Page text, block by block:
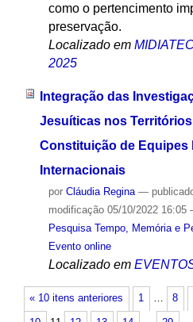
como o pertencimento
preservação.
Localizado em
2025
Integração das
Jesuíticas nos
Constituição de Equipes
Internacionais
por Cláudia Regina —
modificação05/10/2022 16:05
Pesquisa Tempo, Memória e
Evento online
Localizado em
« 10 itens anteriores 1 … 8